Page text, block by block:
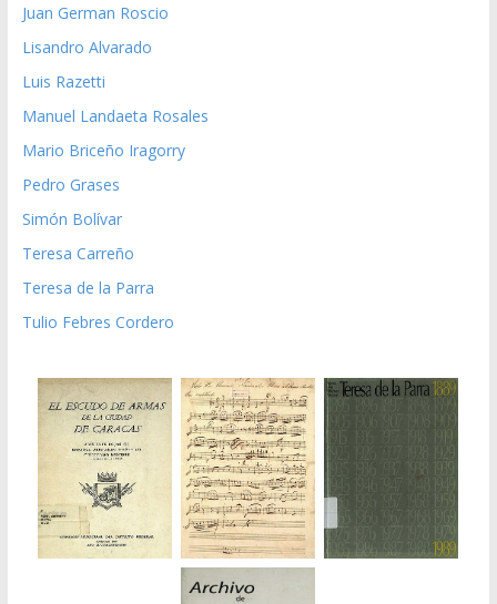
Juan German Roscio
Lisandro Alvarado
Luis Razetti
Manuel Landaeta Rosales
Mario Briceño Iragorry
Pedro Grases
Simón Bolívar
Teresa Carreño
Teresa de la Parra
Tulio Febres Cordero